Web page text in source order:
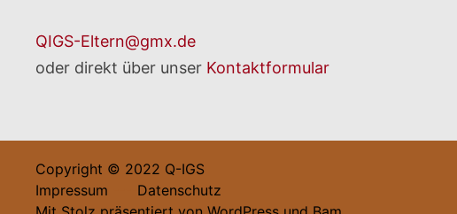
QIGS-Eltern@gmx.de
oder direkt über unser Kontaktformular
Copyright © 2022 Q-IGS
Impressum
Datenschutz